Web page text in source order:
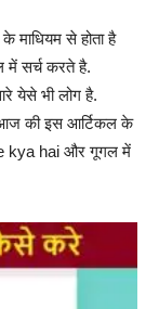
माधियम से होता है
में सर्च करते है.
येसे भी लोग है.
आज की इस आर्टिकल के
kya hai और गूगल में